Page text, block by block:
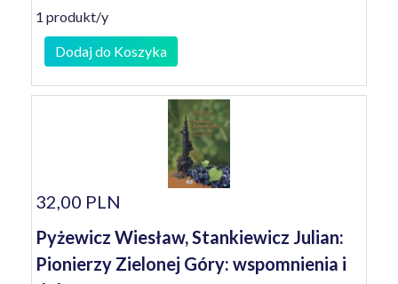
1 produkt/y
Dodaj do Koszyka
32,00 PLN
Pyżewicz Wiesław, Stankiewicz Julian:
Pionierzy Zielonej Góry: wspomnienia i